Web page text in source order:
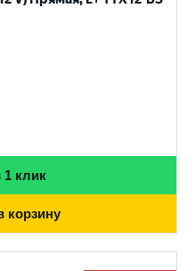
1 клик
корзину